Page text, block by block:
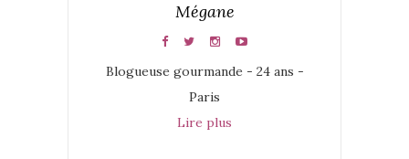
Mégane
Blogueuse gourmande - 24 ans -
Paris
Lire plus